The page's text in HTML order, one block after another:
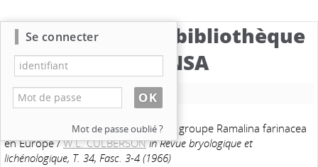
Catalogue de la bibliothèque
du CBNSA
Nouvelle recherche
Chimie et taxonomie des Lichens du groupe Ramalina farinacea
en Europe/W.L. CULBERSONin Revue bryologique et
lichénologique, T. 34, Fasc. 3-4 (1966)
Se connecter
Mot de passe oublié ?